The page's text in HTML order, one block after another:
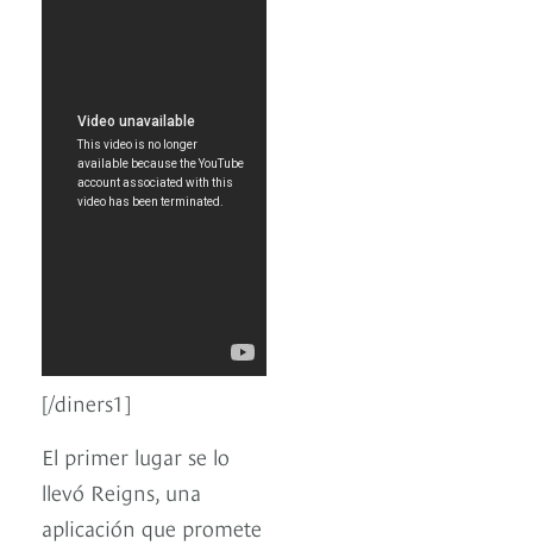
[/diners1]
El primer lugar se lo
llevó Reigns, una
aplicación que promete